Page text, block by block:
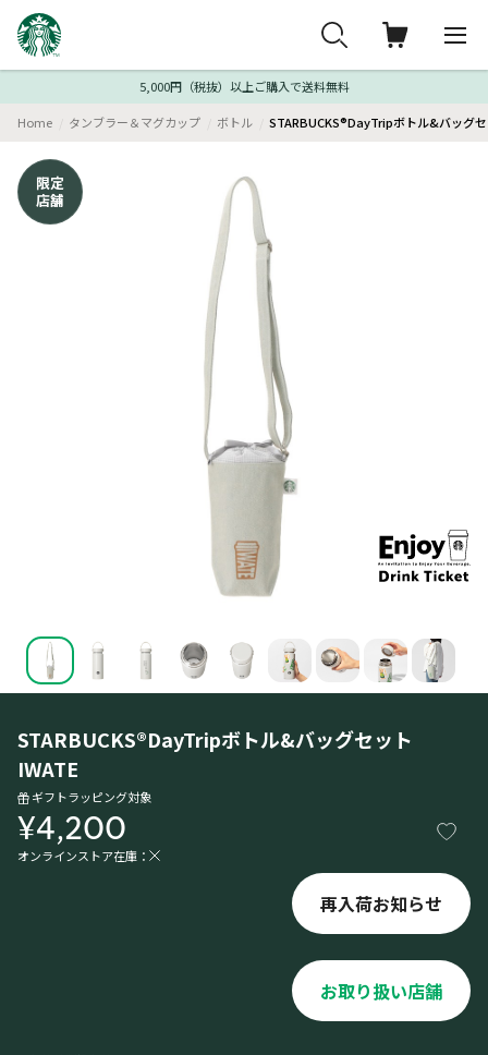
5,000円（税抜）以上ご購入で送料無料
Home タンブラー＆マグカップ ボトル STARBUCKS®DayTripボトル&バッグセ
限定
店舗
STARBUCKS®DayTripボトル&バッグセット
IWATE
ギフトラッピング対象
¥4,200
オンラインストア在庫：
再入荷お知らせ
お取り扱い店舗